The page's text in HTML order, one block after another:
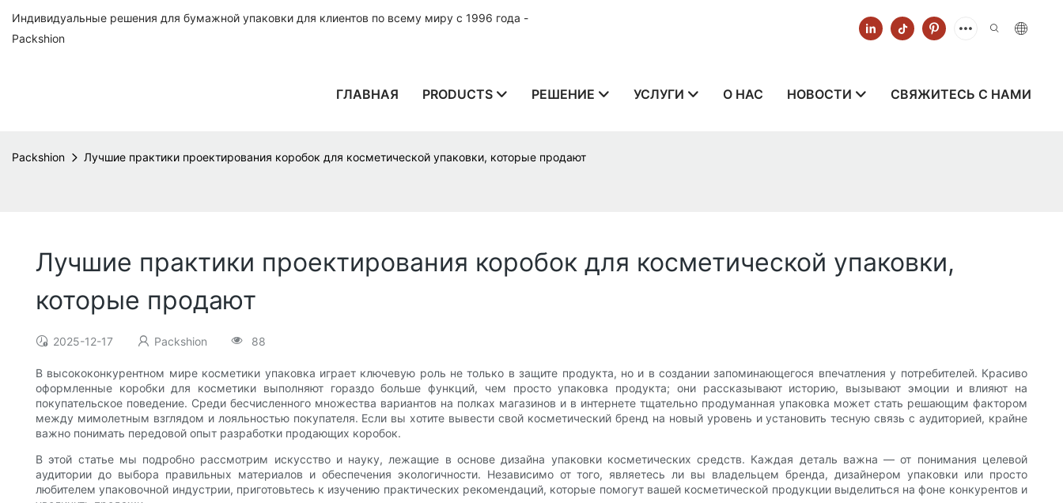
Индивидуальные решения для бумажной упаковки для клиентов по всему миру с 1996 года -
Packshion
ГЛАВНАЯ PRODUCTS РЕШЕНИЕ УСЛУГИ О НАС НОВОСТИ СВЯЖИТЕСЬ С НАМИ
Packshion Лучшие практики проектирования коробок для косметической упаковки, которые продают
Лучшие практики проектирования коробок для косметической упаковки,
которые продают
2025-12-17 Packshion 88
В высококонкурентном мире косметики упаковка играет ключевую роль не только в защите продукта, но и в создании запоминающегося впечатления у потребителей. Красиво
оформленные коробки для косметики выполняют гораздо больше функций, чем просто упаковка продукта; они рассказывают историю, вызывают эмоции и влияют на
покупательское поведение. Среди бесчисленного множества вариантов на полках магазинов и в интернете тщательно продуманная упаковка может стать решающим фактором
между мимолетным взглядом и лояльностью покупателя. Если вы хотите вывести свой косметический бренд на новый уровень и установить тесную связь с аудиторией, крайне
важно понимать передовой опыт разработки продающих коробок.
В этой статье мы подробно рассмотрим искусство и науку, лежащие в основе дизайна упаковки косметических средств. Каждая деталь важна — от понимания целевой
аудитории до выбора правильных материалов и обеспечения экологичности. Независимо от того, являетесь ли вы владельцем бренда, дизайнером упаковки или просто
любителем упаковочной индустрии, приготовьтесь к изучению практических рекомендаций, которые помогут вашей косметической продукции выделиться на фоне конкурентов и